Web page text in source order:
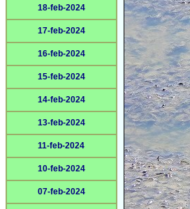
18-feb-2024
17-feb-2024
16-feb-2024
15-feb-2024
14-feb-2024
13-feb-2024
11-feb-2024
10-feb-2024
07-feb-2024